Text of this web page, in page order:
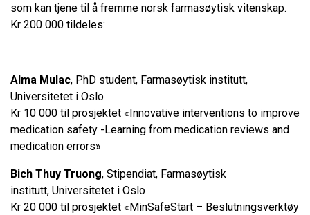
som kan tjene til å fremme norsk farmasøytisk vitenskap.
Kr 200 000 tildeles:
Alma Mulac, PhD student, Farmasøytisk institutt,
Universitetet i Oslo
Kr 10 000 til prosjektet «Innovative interventions to improve
medication safety -Learning from medication reviews and
medication errors»
Bich Thuy Truong, Stipendiat, Farmasøytisk
institutt, Universitetet i Oslo
Kr 20 000 til prosjektet «MinSafeStart – Beslutningsverktøy